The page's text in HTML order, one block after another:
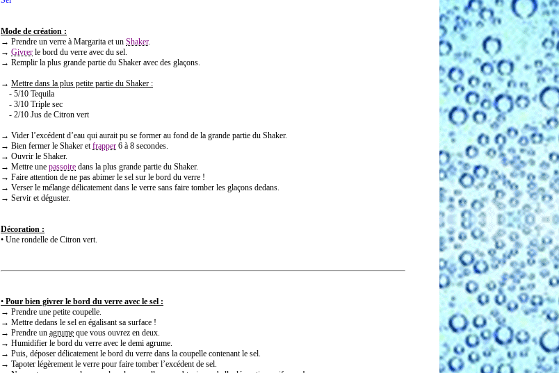
Mode de création :
→ Prendre un verre à Margarita et un Shaker.
→ Givrer le bord du verre avec du sel.
→ Remplir la plus grande partie du Shaker avec des glaçons.
→ Mettre dans la plus petite partie du Shaker :
- 5/10 Tequila
- 3/10 Triple sec
- 2/10 Jus de Citron vert
→ Vider l’excédent d’eau qui aurait pu se former au fond de la grande partie du Shaker.
→ Bien fermer le Shaker etfrapper 6 à 8 secondes.
→ Ouvrir le Shaker.
→ Mettre une passoire dans la plus grande partie du Shaker.
→ Faire attention de ne pas abimer le sel sur le bord du verre !
→ Verser le mélange délicatement dans le verre sans faire tomber les glaçons dedans.
→ Servir et déguster.
Décoration :
• Une rondelle de Citron vert.
• Pour bien givrer le bord du verre avec le sel :
→ Prendre une petite coupelle.
→ Mettre dedans le sel en égalisant sa surface !
→ Prendre un agrume que vous ouvrez en deux.
→ Humidifier le bord du verre avec le demi agrume.
→ Puis, déposer délicatement le bord du verre dans la coupelle contenant le sel.
→ Tapoter légèrement le verre pour faire tomber l’excédent de sel.